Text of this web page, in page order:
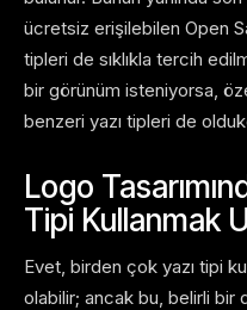
ücretsiz erişilebilen Open
tipleri de sıklıkla tercih
bir görünüm isteniyorsa,
benzeri yazı tipleri de
Logo
Tipi Kullanmak
Evet, birden çok yazı tipi
olabilir; ancak bu, belirli bir